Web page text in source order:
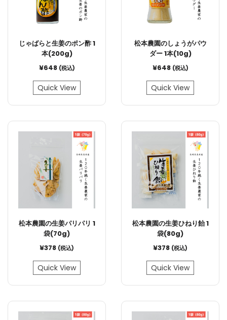
じゃばらと生姜のポン酢 1
本(200g)
¥648 (税込)
Quick View
松本農園のしょうがパウ
ダー 1本(10g)
¥648 (税込)
Quick View
松本農園の生姜パリパリ 1
袋(70g)
¥378 (税込)
Quick View
松本農園の生姜ひねり飴 1
袋(80g)
¥378 (税込)
Quick View